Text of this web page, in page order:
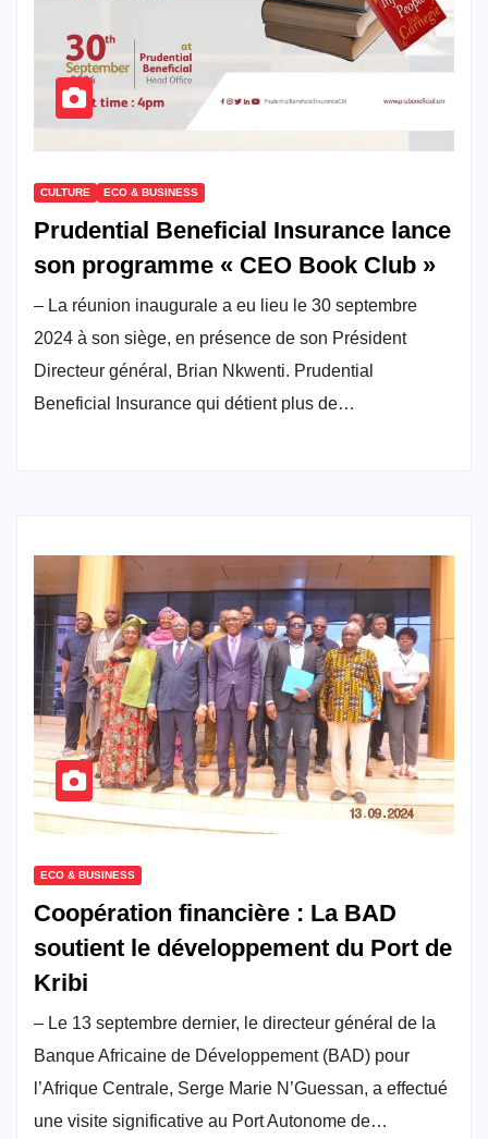
CULTURE ECO & BUSINESS
Prudential Beneficial Insurance lance
son programme « CEO Book Club »
– La réunion inaugurale a eu lieu le 30 septembre
2024 à son siège, en présence de son Président
Directeur général, Brian Nkwenti. Prudential
Beneficial Insurance qui détient plus de…
ECO & BUSINESS
Coopération financière : La BAD
soutient le développement du Port de
Kribi
– Le 13 septembre dernier, le directeur général de la
Banque Africaine de Développement (BAD) pour
l’Afrique Centrale, Serge Marie N’Guessan, a effectué
une visite significative au Port Autonome de…